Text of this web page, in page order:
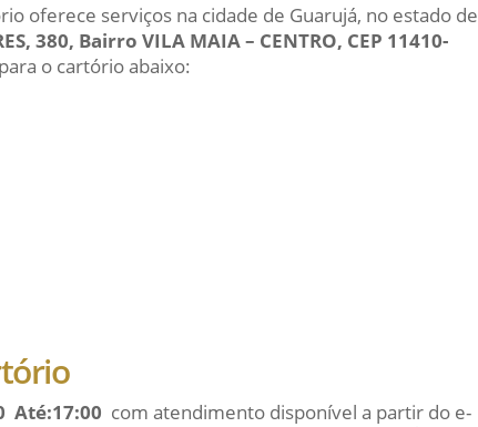
oferece serviços na cidade de Guarujá, no estado de
380, Bairro VILA MAIA – CENTRO, CEP 11410-
o cartório abaixo:
Até:17:00 com atendimento disponível a partir do e-